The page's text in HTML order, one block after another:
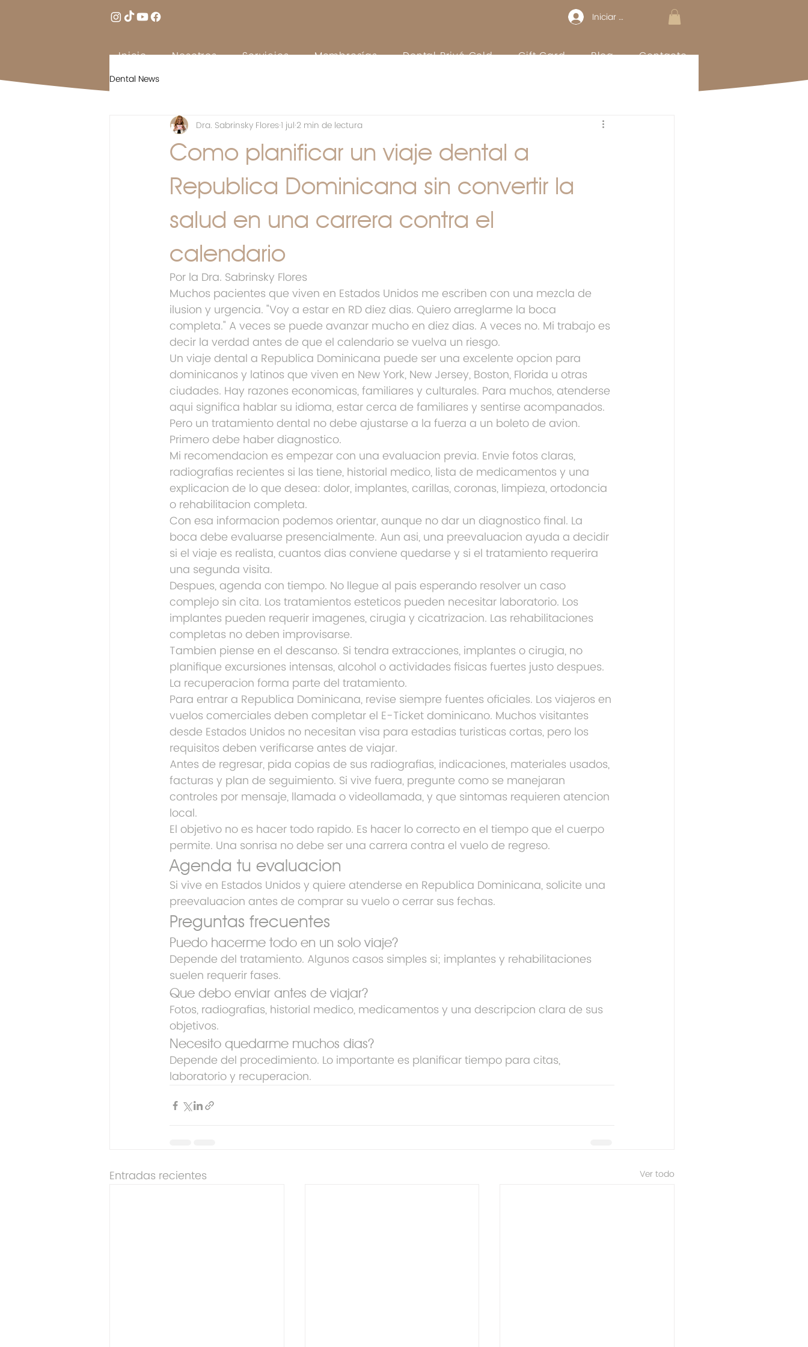
Iniciar sesión
Inicio Nosotros Servicios Membresías Dental Privé Gold Gift Card Blog Contacto
Dental News
Como planificar un viaje dental a
Republica Dominicana sin convertir la
salud en una carrera contra el
calendario
Dra. Sabrinsky Flores1 jul 2 min de lectura
Por la Dra. Sabrinsky Flores
Muchos pacientes que viven en Estados Unidos me escriben con una mezcla de
ilusion y urgencia. "Voy a estar en RD diez dias. Quiero arreglarme la boca
completa." A veces se puede avanzar mucho en diez dias. A veces no. Mi trabajo es
decir la verdad antes de que el calendario se vuelva un riesgo.
Un viaje dental a Republica Dominicana puede ser una excelente opcion para
dominicanos y latinos que viven en New York, New Jersey, Boston, Florida u otras
ciudades. Hay razones economicas, familiares y culturales. Para muchos, atenderse
aqui significa hablar su idioma, estar cerca de familiares y sentirse acompanados.
Pero un tratamiento dental no debe ajustarse a la fuerza a un boleto de avion.
Primero debe haber diagnostico.
Mi recomendacion es empezar con una evaluacion previa. Envie fotos claras,
radiografias recientes si las tiene, historial medico, lista de medicamentos y una
explicacion de lo que desea: dolor, implantes, carillas, coronas, limpieza, ortodoncia
o rehabilitacion completa.
Con esa informacion podemos orientar, aunque no dar un diagnostico final. La
boca debe evaluarse presencialmente. Aun asi, una preevaluacion ayuda a decidir
si el viaje es realista, cuantos dias conviene quedarse y si el tratamiento requerira
una segunda visita.
Despues, agenda con tiempo. No llegue al pais esperando resolver un caso
complejo sin cita. Los tratamientos esteticos pueden necesitar laboratorio. Los
implantes pueden requerir imagenes, cirugia y cicatrizacion. Las rehabilitaciones
completas no deben improvisarse.
Tambien piense en el descanso. Si tendra extracciones, implantes o cirugia, no
planifique excursiones intensas, alcohol o actividades fisicas fuertes justo despues.
La recuperacion forma parte del tratamiento.
Para entrar a Republica Dominicana, revise siempre fuentes oficiales. Los viajeros en
vuelos comerciales deben completar el E-Ticket dominicano. Muchos visitantes
desde Estados Unidos no necesitan visa para estadias turisticas cortas, pero los
requisitos deben verificarse antes de viajar.
Antes de regresar, pida copias de sus radiografias, indicaciones, materiales usados,
facturas y plan de seguimiento. Si vive fuera, pregunte como se manejaran
controles por mensaje, llamada o videollamada, y que sintomas requieren atencion
local.
El objetivo no es hacer todo rapido. Es hacer lo correcto en el tiempo que el cuerpo
permite. Una sonrisa no debe ser una carrera contra el vuelo de regreso.
Agenda tu evaluacion
Si vive en Estados Unidos y quiere atenderse en Republica Dominicana, solicite una
preevaluacion antes de comprar su vuelo o cerrar sus fechas.
Preguntas frecuentes
Puedo hacerme todo en un solo viaje?
Depende del tratamiento. Algunos casos simples si; implantes y rehabilitaciones
suelen requerir fases.
Que debo enviar antes de viajar?
Fotos, radiografias, historial medico, medicamentos y una descripcion clara de sus
objetivos.
Necesito quedarme muchos dias?
Depende del procedimiento. Lo importante es planificar tiempo para citas,
laboratorio y recuperacion.
Entradas recientes Ver todo